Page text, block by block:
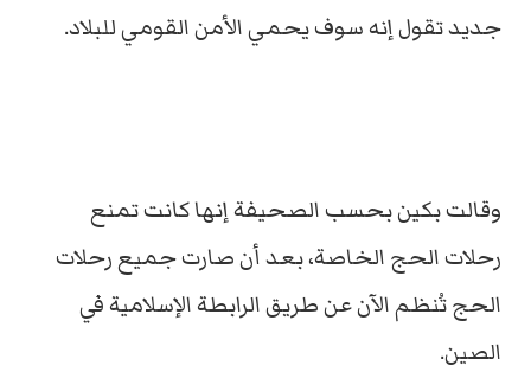
جديد تقول إنه سوف يحمي الأمن القومي للبلاد.
وقالت بكين بحسب الصحيفة إنها كانت تمنع
رحلات الحج الخاصة، بعد أن صارت جميع رحلات
الحج تُنظم الآن عن طريق الرابطة الإسلامية في
الصين.